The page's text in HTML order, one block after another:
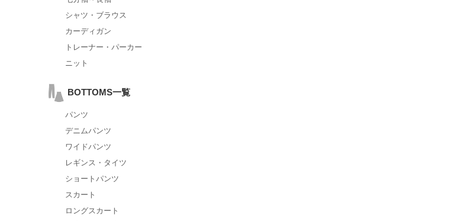
シャツ・ブラウス
カーディガン
トレーナー・パーカー
ニット
BOTTOMS一覧
パンツ
デニムパンツ
ワイドパンツ
レギンス・タイツ
ショートパンツ
スカート
ロングスカート